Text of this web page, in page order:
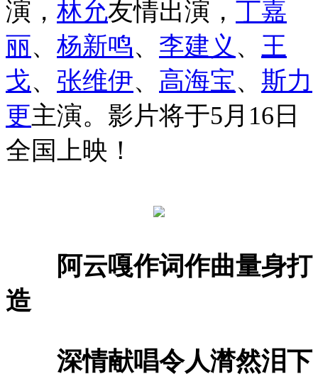
演， 林允友情出演， 丁嘉
丽、 杨新鸣、 李建义 、 王
戈、 张维伊、 高海宝、 斯力
更主演。影片将于5月16日
全国上映！
阿云嘎作词作曲量身打
造
深情献唱令人潸然泪下